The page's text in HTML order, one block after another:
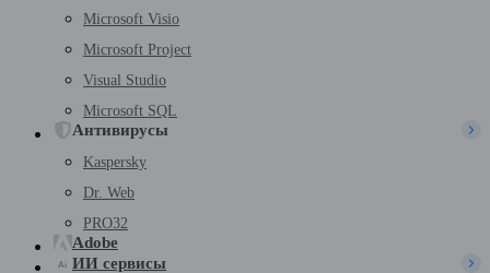
Microsoft Visio
Microsoft Project
Visual Studio
Microsoft SQL
Антивирусы
Kaspersky
Dr. Web
PRO32
Adobe
ИИ сервисы